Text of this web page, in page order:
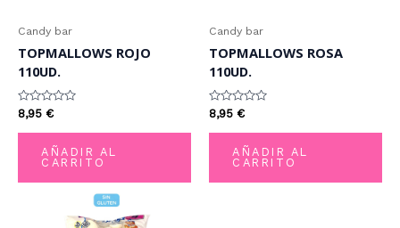
Candy bar
TOPMALLOWS ROJO
110UD.
Valorado
con
0
8,95 €
AÑADIR AL
CARRITO
Candy bar
TOPMALLOWS ROSA
110UD.
Valorado
con
0
8,95 €
AÑADIR AL
CARRITO